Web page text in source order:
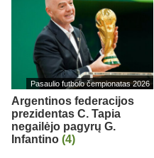
Pasaulio futbolo čempionatas 2026
Argentinos federacijos
prezidentas C. Tapia
negailėjo pagyrų G.
Infantino (4)